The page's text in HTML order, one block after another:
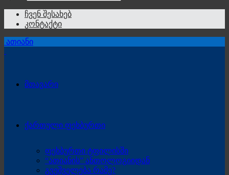
ჩვენ შესახებ
კონტაქტი
ათიანი
მთავარი
ქართული ფეხბურთი
ფეხბურთი ტფილისში
“ათიანის” ანთოლოგიიდან
გვეშველება რამე?